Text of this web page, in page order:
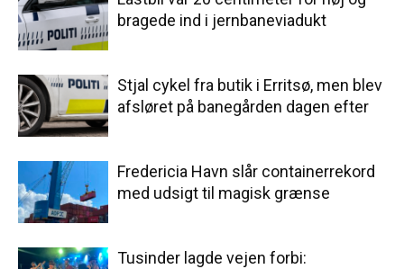
bragede ind i jernbaneviadukt
Stjal cykel fra butik i Erritsø, men blev
afsløret på banegården dagen efter
Fredericia Havn slår containerrekord
med udsigt til magisk grænse
Tusinder lagde vejen forbi: